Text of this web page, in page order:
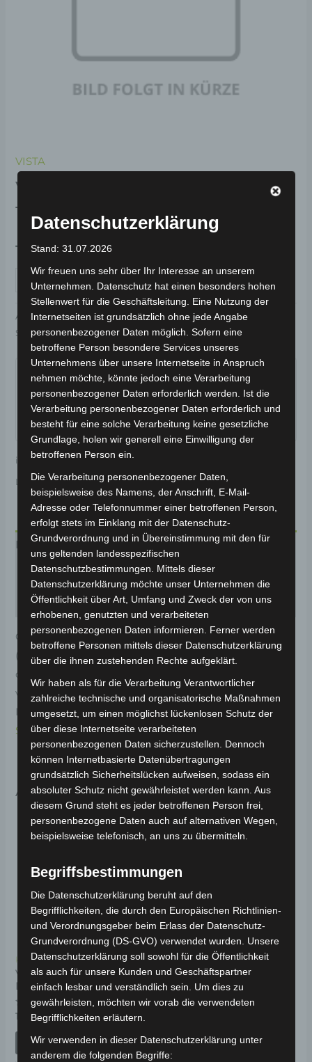
VISTA
VISTA STEUERGERÄT 60V
15 TUBE
199,00€ *
IN DEN WARENKORB
Artikelnummer: 301241-0101-001 Kategorie:VISTA
Schlagwort:Elektrik & Beleuchtung
Garantiert sicherer Checkout
inkl. 19 % MwSt. Kostenloser Versand
Lieferzeit:Versandfertig innerhalb 24 Stunden*
Beschreibung
Produktsicherheit
Rezensionen (0)
Original-Ersatzteil für das 4-Rad Seniorenmobil ECO
(Modell: VISTA T408, Hersteller: Vigrous). Die vordere
obere Verkleidung schützt und stabilisiert den
vorderen Bereich des Fahrzeugs. Weitere
Informationen zum Fahrzeug findest du hier:4-Rad
Seniorenmobil ECO 25 km/h.
Ähnliche Produkte
Kostenloser Versand
VISTA UNTERE ABLAGE
DES HINTEREN SITZES
Bewertet
mit
0
189,00€ *
IN DEN WARENKORB
Kostenloser Versand
VISTA LENKER
Bewertet
5
89,00€ *
IN DEN WARENKORB
VISTA
Datenschutzerklärung
Stand: 31.07.2026
Wir freuen uns sehr über Ihr Interesse an unserem
Unternehmen. Datenschutz hat einen besonders hohen
Stellenwert für die Geschäftsleitung. Eine Nutzung der
Internetseiten ist grundsätzlich ohne jede Angabe
personenbezogener Daten möglich. Sofern eine
betroffene Person besondere Services unseres
Unternehmens über unsere Internetseite in Anspruch
nehmen möchte, könnte jedoch eine Verarbeitung
personenbezogener Daten erforderlich werden. Ist die
Verarbeitung personenbezogener Daten erforderlich und
besteht für eine solche Verarbeitung keine gesetzliche
Grundlage, holen wir generell eine Einwilligung der
betroffenen Person ein.
Die Verarbeitung personenbezogener Daten,
beispielsweise des Namens, der Anschrift, E-Mail-
Adresse oder Telefonnummer einer betroffenen Person,
erfolgt stets im Einklang mit der Datenschutz-
Grundverordnung und in Übereinstimmung mit den für
uns geltenden landesspezifischen
Datenschutzbestimmungen. Mittels dieser
Datenschutzerklärung möchte unser Unternehmen die
Öffentlichkeit über Art, Umfang und Zweck der von uns
erhobenen, genutzten und verarbeiteten
personenbezogenen Daten informieren. Ferner werden
betroffene Personen mittels dieser Datenschutzerklärung
über die ihnen zustehenden Rechte aufgeklärt.
Wir haben als für die Verarbeitung Verantwortlicher
zahlreiche technische und organisatorische Maßnahmen
umgesetzt, um einen möglichst lückenlosen Schutz der
über diese Internetseite verarbeiteten
personenbezogenen Daten sicherzustellen. Dennoch
können Internetbasierte Datenübertragungen
grundsätzlich Sicherheitslücken aufweisen, sodass ein
absoluter Schutz nicht gewährleistet werden kann. Aus
diesem Grund steht es jeder betroffenen Person frei,
personenbezogene Daten auch auf alternativen Wegen,
beispielsweise telefonisch, an uns zu übermitteln.
Begriffsbestimmungen
Die Datenschutzerklärung beruht auf den
Begrifflichkeiten, die durch den Europäischen Richtlinien-
und Verordnungsgeber beim Erlass der Datenschutz-
Grundverordnung (DS-GVO) verwendet wurden. Unsere
Datenschutzerklärung soll sowohl für die Öffentlichkeit
als auch für unsere Kunden und Geschäftspartner
einfach lesbar und verständlich sein. Um dies zu
gewährleisten, möchten wir vorab die verwendeten
Begrifflichkeiten erläutern.
Wir verwenden in dieser Datenschutzerklärung unter
anderem die folgenden Begriffe: